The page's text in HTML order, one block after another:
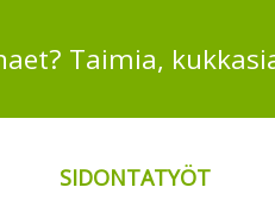
SIDONTATYÖT